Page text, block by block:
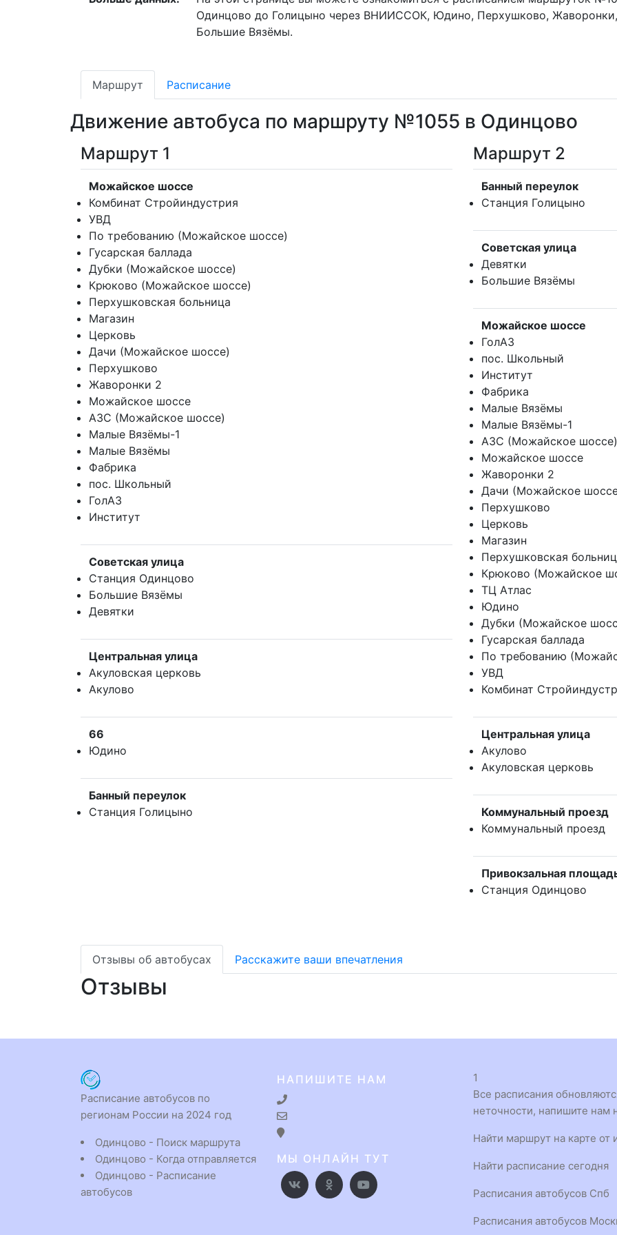
Одинцово до Голицыно через ВНИИССОК, Юдино, Перхушково,
Большие Вязёмы.
Маршрут Расписание
Движение автобуса по маршруту №1055 в Одинцово
Маршрут 1
Можайское шоссе
Комбинат Стройиндустрия
УВД
По требованию (Можайское шоссе)
Гусарская баллада
Дубки (Можайское шоссе)
Крюково (Можайское шоссе)
Перхушковская больница
Магазин
Церковь
Дачи (Можайское шоссе)
Перхушково
Жаворонки 2
Можайское шоссе
АЗС (Можайское шоссе)
Малые Вязёмы-1
Малые Вязёмы
Фабрика
пос. Школьный
ГолАЗ
Институт
Советская улица
Станция Одинцово
Большие Вязёмы
Девятки
Центральная улица
Акуловская церковь
Акулово
66
Юдино
Банный переулок
Станция Голицыно
Маршрут 2
Банный переулок
Станция Голицыно
Советская улица
Девятки
Большие Вязёмы
Можайское шоссе
ГолАЗ
пос. Школьный
Институт
Фабрика
Малые Вязёмы
Малые Вязёмы-1
АЗС (Можайское шоссе)
Можайское шоссе
Жаворонки 2
Дачи (Можайское
Перхушково
Церковь
Магазин
Перхушковская
Крюково (Можайское
ТЦ Атлас
Юдино
Дубки (Можайское
Гусарская баллада
По требованию
УВД
Комбинат
Центральная улица
Акулово
Акуловская церковь
Коммунальный проезд
Коммунальный проезд
Привокзальная
Станция Одинцово
Отзывы об автобусах Расскажите ваши впечатления
Отзывы
Расписание автобусов по
регионам России на 2024 год
Одинцово - Поиск маршрута
Одинцово - Когда отправляется
Одинцово - Расписание
автобусов
НАПИШИТЕ НАМ
МЫ ОНЛАЙН ТУТ
1
Все расписания
неточности, напишите нам
Найти маршрут на карте от
Найти расписание сегодня
Расписания автобусов Спб
Расписания автобусов